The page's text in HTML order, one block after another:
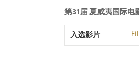
第31届 夏威夷国际电
入选影片